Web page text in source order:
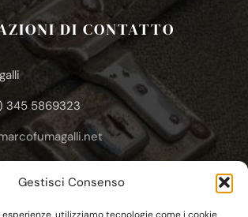
Gestisci Consenso
DI CONTATTO
345 5869323